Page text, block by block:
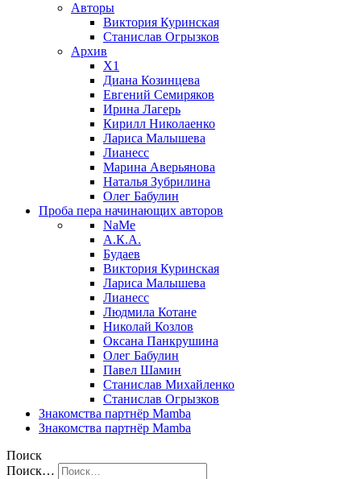
Авторы
Виктория Куринская
Станислав Огрызков
Архив
X1
Диана Козинцева
Евгений Семиряков
Ирина Лагерь
Кирилл Николаенко
Лариса Малышева
Лианесс
Марина Аверьянова
Наталья Зубрилина
Олег Бабулин
Проба пера начинающих авторов
NaMe
А.К.А.
Будаев
Виктория Куринская
Лариса Малышева
Лианесс
Людмила Котане
Николай Козлов
Оксана Панкрушина
Олег Бабулин
Павел Шамин
Станислав Михайленко
Станислав Огрызков
Знакомства партнёр Mamba
Знакомства партнёр Mamba
Поиск
Поиск…